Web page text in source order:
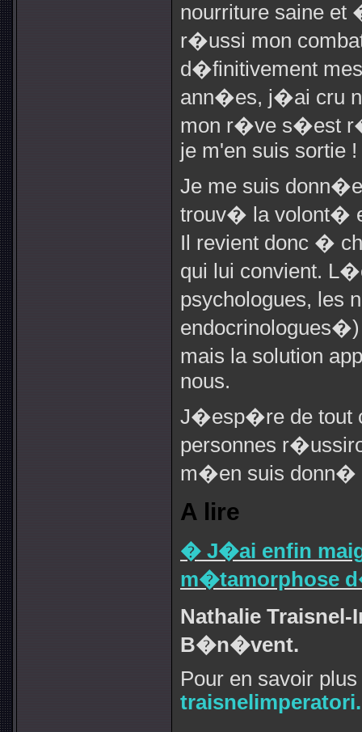
nourriture saine
r�ussi mon
d�finitivement
ann�es, j�ai cru
mon r�ve s�est
je m'en suis sortie !
Je me suis
trouv� la volont�
Il revient donc �
qui lui convient.
psychologues, les
mais la solution
nous.
J�esp�re de tout
personnes
m�en suis donn�
A lire
� J�ai enfin
m�tamorphose
Nathalie
B�n�vent.
Pour en savoir plus